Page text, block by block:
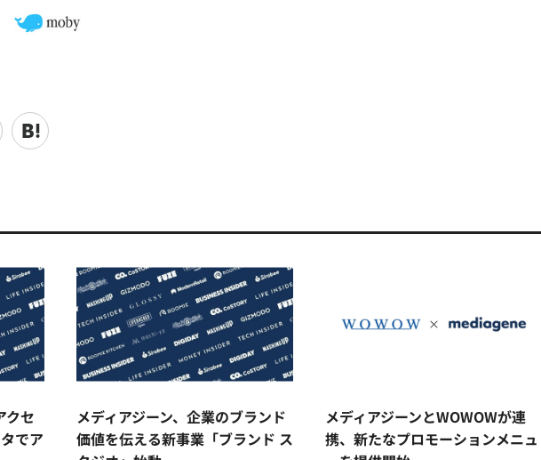
クセ
でア
メディアジーン、企業のブランド
価値を伝える新事業「ブランド ス
メディアジーンとWOWOWが連
携、新たなプロモーションメニュ